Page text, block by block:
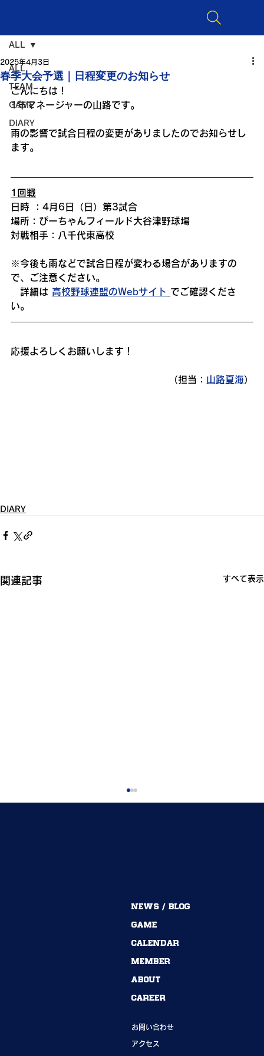
ALL
TEAM
GAME
DIARY
ALL
春季大会予選｜日程変更のお知らせ
2025年4月3日
こんにちは！
1年マネージャーの山路です。
雨の影響で試合日程の変更がありましたのでお知らせし
ます。
1回戦
日時 ：4月6日（日）第3試合
場所：ぴーちゃんフィールド大谷津野球場
対戦相手：八千代東高校
※今後も雨などで試合日程が変わる場合がありますの
で、ご注意ください。
詳細は 高校野球連盟のWebサイト でご確認くださ
い。
応援よろしくお願いします！
（担当： 山路夏海）
DIARY
関連記事 すべて表示
54期→55期｜ありがとうございました！
お問い合わせ
アクセス
NEWS / BLOG
GAME
CALENDAR
MEMBER
ABOUT
CAREER